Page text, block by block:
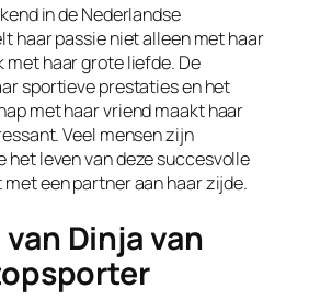
in de Nederlandse
haar passie niet alleen met haar
met haar grote liefde. De
sportieve prestaties en het
met haar vriend maakt haar
Veel mensen zijn
het leven van deze succesvolle
een partner aan haar zijde.
Dinja van